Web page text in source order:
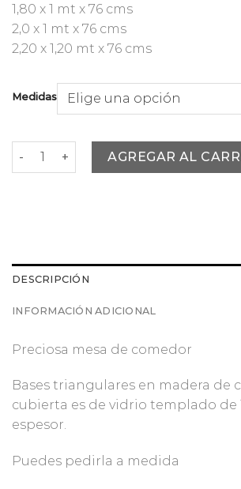
1,80 x 1 mt x 76 cms
2,0 x 1 mt x 76 cms
2,20 x 1,20 mt x 76 cms
Medidas
Mesa de comedor Arrow natural
AGREGAR AL
DESCRIPCIÓN
INFORMACIÓN ADICIONAL
Preciosa mesa de comedor
Bases triangulares en madera de
cubierta es de vidrio templado de
espesor.
Puedes pedirla a medida